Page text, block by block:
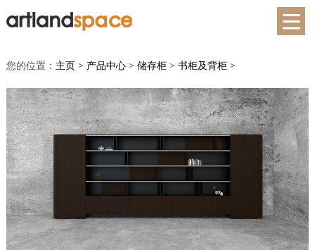
您的位置： 主页> 产品中心> 储存柜> 书柜及背柜>